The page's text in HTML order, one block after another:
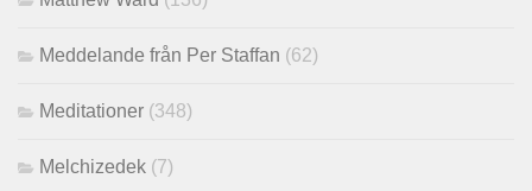
Meddelande från Per Staffan (62)
Meditationer (348)
Melchizedek (7)